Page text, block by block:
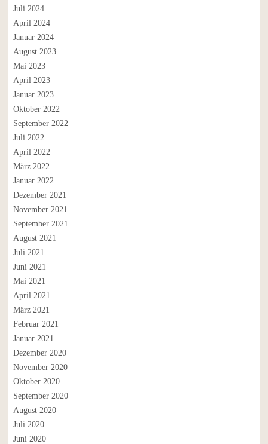
Juli 2024
April 2024
Januar 2024
August 2023
Mai 2023
April 2023
Januar 2023
Oktober 2022
September 2022
Juli 2022
April 2022
März 2022
Januar 2022
Dezember 2021
November 2021
September 2021
August 2021
Juli 2021
Juni 2021
Mai 2021
April 2021
März 2021
Februar 2021
Januar 2021
Dezember 2020
November 2020
Oktober 2020
September 2020
August 2020
Juli 2020
Juni 2020